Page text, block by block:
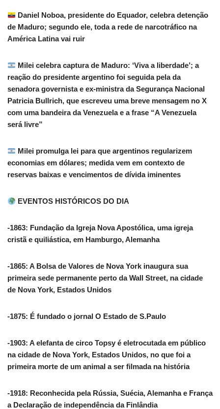
Daniel Noboa, presidente do Equador, celebra detenção
de Maduro; segundo ele, toda a rede de narcotráfico na
América Latina vai ruir
Milei celebra captura de Maduro: ‘Viva a liberdade’; a
reação do presidente argentino foi seguida pela da
senadora governista e ex-ministra da Segurança Nacional
Patricia Bullrich, que escreveu uma breve mensagem no X
com uma bandeira da Venezuela e a frase “A Venezuela
será livre”
Milei promulga lei para que argentinos regularizem
economias em dólares; medida vem em contexto de
reservas baixas e vencimentos de dívida iminentes
EVENTOS HISTÓRICOS DO DIA
-1863: Fundação da Igreja Nova Apostólica, uma igreja
cristã e quiliástica, em Hamburgo, Alemanha
-1865: A Bolsa de Valores de Nova York inaugura sua
primeira sede permanente perto da Wall Street, na cidade
de Nova York, Estados Unidos
-1875: É fundado o jornal O Estado de S.Paulo
-1903: A elefanta de circo Topsy é eletrocutada em público
na cidade de Nova York, Estados Unidos, no que foi a
primeira morte de um animal a ser filmada na história
-1918: Reconhecida pela Rússia, Suécia, Alemanha e França
a Declaração de independência da Finlândia